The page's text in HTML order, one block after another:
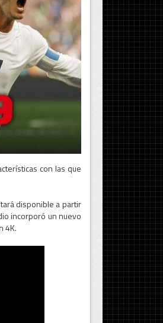
con las que
disponible a partir
incorporó un nuevo
4K.